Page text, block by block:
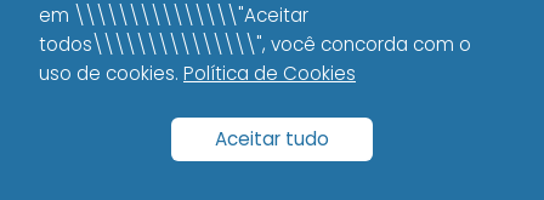
O que é Hotspot e para que serve?
O que é Intenção de Busca e para
que serve?
O que é Hub de Conteúdo e para
em \\\\\\\\\\\\\\\"Aceitar
todos\\\\\\\\\\\\\\\", você concorda com o
uso de cookies. Política de Cookies
Aceitar tudo